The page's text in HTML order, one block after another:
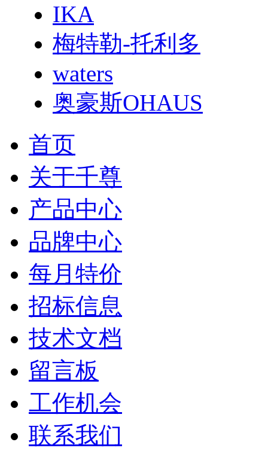
IKA
梅特勒-托利多
waters
奥豪斯OHAUS
首页
关于千尊
产品中心
品牌中心
每月特价
招标信息
技术文档
留言板
工作机会
联系我们